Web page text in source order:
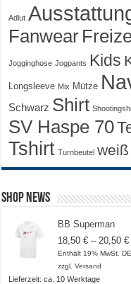
Adlut
Fanwear
Jogginghose Jogpants Kids
Longsleeve Mix Mütze
Schwarz Shirt
SV Haspe 70
Tshirt Turnbeutel weiß
Shop News
BB Superman
18,50€ – 20,50€
Enthält 19% MwSt. DE
zzgl.Versand
Lieferzeit: ca. 10 Werktage